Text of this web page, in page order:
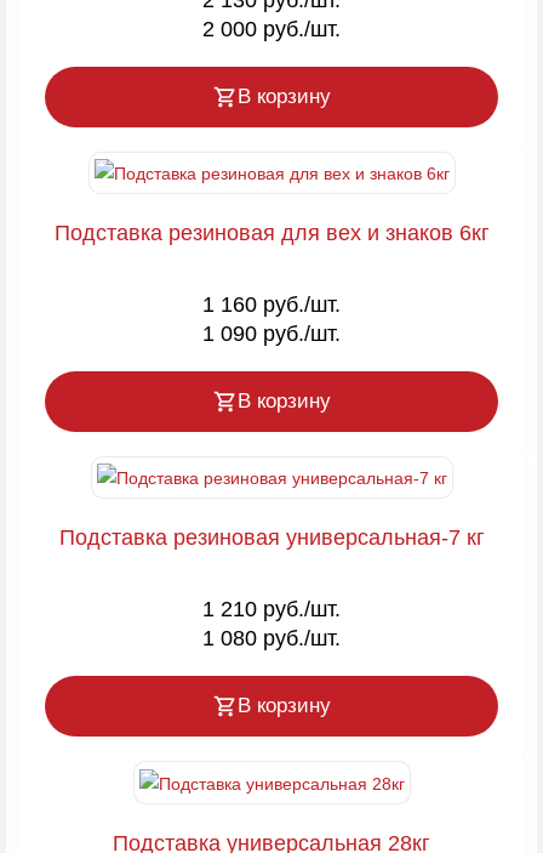
2 000 руб./шт.
В корзину
Подставка резиновая для вех и знаков 6кг
1 160 руб./шт.
1 090 руб./шт.
В корзину
Подставка резиновая универсальная-7 кг
1 210 руб./шт.
1 080 руб./шт.
В корзину
Подставка универсальная 28кг